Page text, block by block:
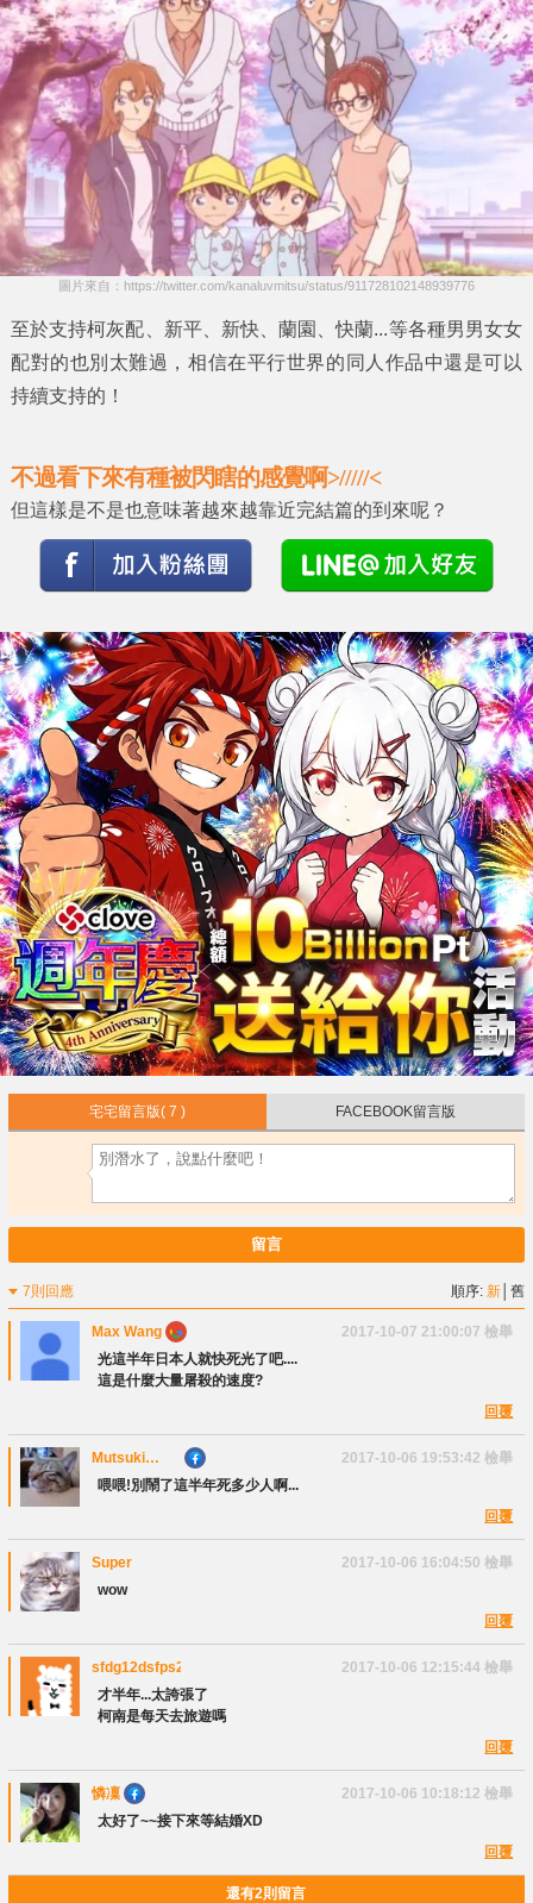
圖片來自：https://twitter.com/kanaluvmitsu/status/911728102148939776
至於支持柯灰配、新平、新快、蘭園、快蘭...等各種男男女女
配對的也別太難過，相信在平行世界的同人作品中還是可以
持續支持的！
不過看下來有種被閃瞎的感覺啊>/////<
但這樣是不是也意味著越來越靠近完結篇的到來呢？
宅宅留言版( 7 ) FACEBOOK留言版
留言
7則回應 順序:新 │舊
Max Wang 2017-10-07 21:00:07 檢舉
光這半年日本人就快死光了吧....
這是什麼大量屠殺的速度?
回覆
Mutsuki
Kanna
2017-10-06 19:53:42 檢舉
喂喂!別鬧了這半年死多少人啊...
回覆
Super 2017-10-06 16:04:50 檢舉
wow
回覆
sfdg12dsfps21 2017-10-06 12:15:44 檢舉
才半年...太誇張了
柯南是每天去旅遊嗎
回覆
憐凜 2017-10-06 10:18:12 檢舉
太好了~~接下來等結婚XD
回覆
還有2則留言